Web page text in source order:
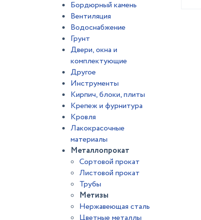
Бордюрный камень
Вентиляция
Водоснабжение
Грунт
Двери, окна и
комплектующие
Другое
Инструменты
Кирпич, блоки, плиты
Крепеж и фурнитура
Кровля
Лакокрасочные
материалы
Металлопрокат
Сортовой прокат
Листовой прокат
Трубы
Метизы
Нержавеющая сталь